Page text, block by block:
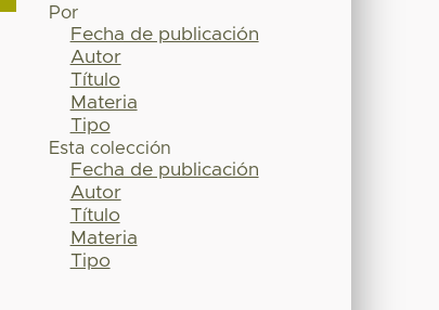
Por
Fecha de publicación
Autor
Título
Materia
Tipo
Esta colección
Fecha de publicación
Autor
Título
Materia
Tipo